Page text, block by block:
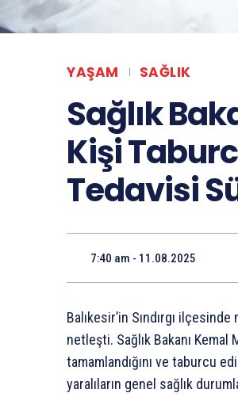
YAŞAM SAĞLIK
Sağlık
Kişi
Tedavisi
7:40 am - 11.08.2025
Balıkesir’in Sındırgı
netleşti. Sağlık Bakanı
tamamlandığını ve taburcu
yaralıların genel sağlık